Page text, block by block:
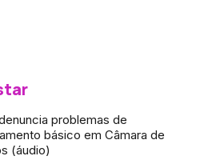
problemas de
básico em Câmara de
(áudio)